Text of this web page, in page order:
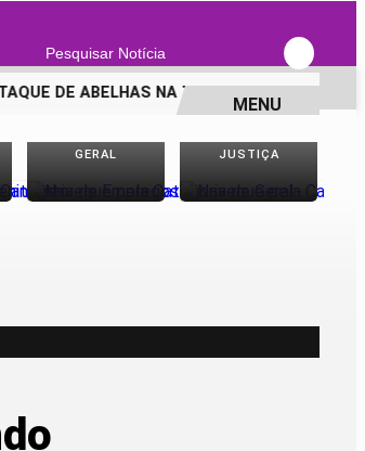
Pesquisar Notícia
DE ABELHAS NA ZONA RURAL DE PICOS
MENU
GERAL JUSTIÇA